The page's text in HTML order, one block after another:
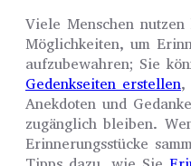
Viele Menschen
Möglichkeiten, um
aufzubewahren; Sie
Gedenkseiten erstellen,
Anekdoten und
zugänglich bleiben.
Erinnerungsstücke